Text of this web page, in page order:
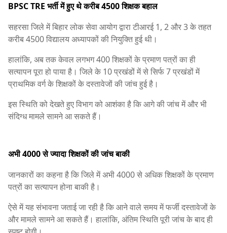
BPSC TRE भर्ती में हुए थे करीब 4500 शिक्षक बहाल
सहरसा जिले में बिहार लोक सेवा आयोग द्वारा टीआरई 1, 2 और 3 के तहत
करीब 4500 विद्यालय अध्यापकों की नियुक्ति हुई थी।
हालांकि, अब तक केवल लगभग 400 शिक्षकों के प्रमाण पत्रों का ही
सत्यापन पूरा हो पाया है। जिले के 10 प्रखंडों में से सिर्फ 7 प्रखंडों में
प्राथमिक वर्ग के शिक्षकों के दस्तावेजों की जांच हुई है।
इस स्थिति को देखते हुए विभाग को आशंका है कि आगे की जांच में और भी
संदिग्ध मामले सामने आ सकते हैं।
अभी 4000 से ज्यादा शिक्षकों की जांच बाकी
जानकारों का कहना है कि जिले में अभी 4000 से अधिक शिक्षकों के प्रमाण
पत्रों का सत्यापन होना बाकी है।
ऐसे में यह संभावना जताई जा रही है कि आने वाले समय में फर्जी दस्तावेजों के
और मामले सामने आ सकते हैं। हालांकि, अंतिम स्थिति पूरी जांच के बाद ही